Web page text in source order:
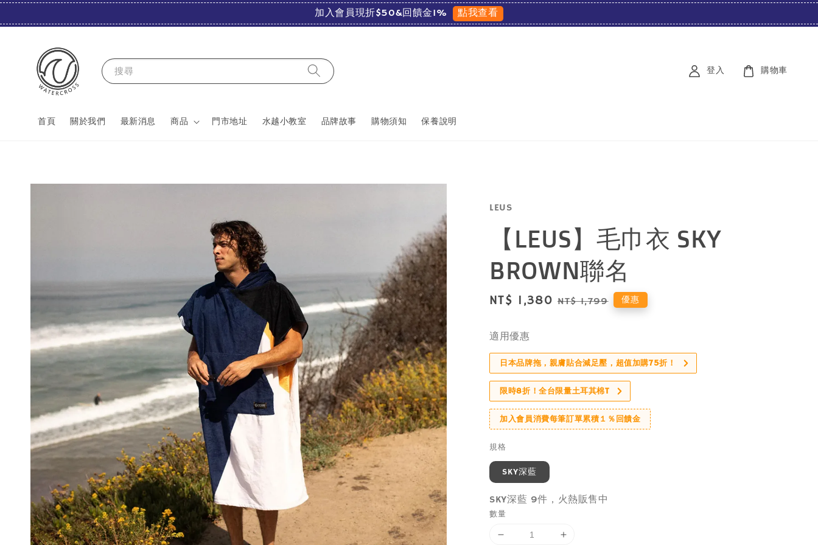
加入會員現折$50&回饋金1% 點我查看
搜尋
首頁 關於我們 最新消息 商品 門市地址 水越小教室 品牌故事 購物須知 保養說明
登入 購物車
LEUS
【LEUS】毛巾衣 SKY
BROWN聯名
Sale
NT$ 1,380 Regular
NT$ 1,799 優惠
適用優惠
日本品牌拖，親膚貼合減足壓，超值加購75折！
限時8折！全台限量土耳其棉T
加入會員消費每筆訂單累積１％回饋金
規格
SKY深藍
SKY深藍 9件，火熱販售中
數量